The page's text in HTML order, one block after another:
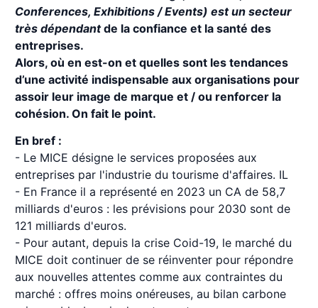
Conferences, Exhibitions / Events) est un secteur
très dépendantde la confiance et la santé des
entreprises.
Alors, où en est-on et quelles sont les tendances
d’une activité indispensable aux organisations pour
assoir leur image de marque et / ou renforcer la
cohésion. On fait le point.
En bref :
- Le MICE désigne le services proposées aux
entreprises par l'industrie du tourisme d'affaires. IL
- En France il a représenté en 2023 un CA de 58,7
milliards d'euros : les prévisions pour 2030 sont de
121 milliards d'euros.
- Pour autant, depuis la crise Coid-19, le marché du
MICE doit continuer de se réinventer pour répondre
aux nouvelles attentes comme aux contraintes du
marché : offres moins onéreuses, au bilan carbone